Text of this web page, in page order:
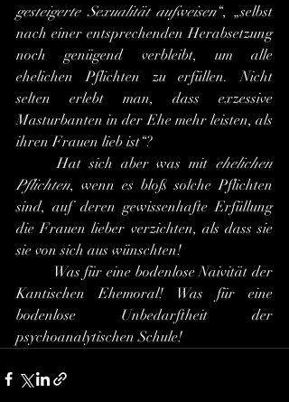
gesteigerte Sexualität aufweisen“, „selbst
nach einer entsprechenden Herabsetzung
noch genügend verbleibt, um alle
ehelichen Pflichten zu erfüllen. Nicht
selten erlebt man, dass exzessive
Masturbanten in der Ehe mehr leisten, als
ihren Frauen lieb ist“?
	Hat sich aber was mit
ehelichen
Pflichten, wenn es bloß solche Pflichten
sind, auf deren gewissenhafte Erfüllung
die Frauen lieber verzichten, als dass sie
sie von sich aus wünschten!
Kantischen Ehemoral! Was für eine
bodenlose Unbedarftheit der
psychoanalytischen Schule!